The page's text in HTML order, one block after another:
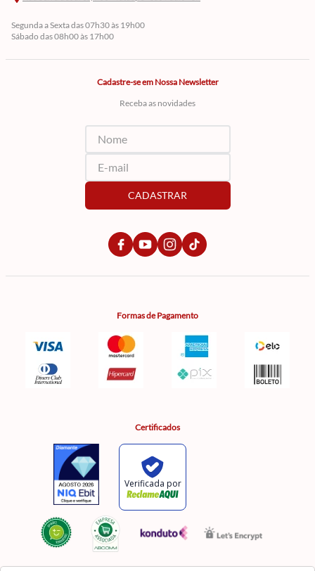
Segunda a Sexta das 07h30 às 19h00
Sábado das 08h00 às 17h00
Cadastre-se em Nossa Newsletter
Receba as novidades
CADASTRAR
Formas de Pagamento
Certificados